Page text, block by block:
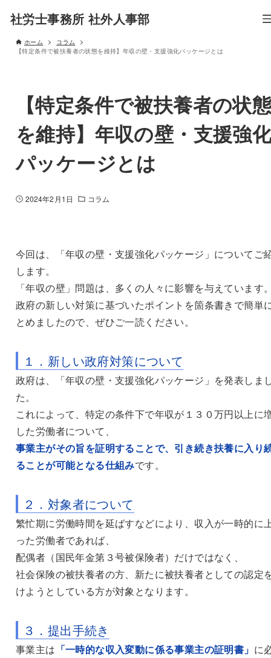
社労士事務所 社外人事部
ホーム
コラム
【特定条件で被扶養者の状態を維持】年収の壁・支援強化パッケージとは
【特定条件で被扶養者の状
を維持】年収の壁・支援強
パッケージとは
2024年2月1日 コラム
今回は、「年収の壁・支援強化パッケージ」についてご
します。
「年収の壁」問題は、多くの人々に影響を与えています
政府の新しい対策に基づいたポイントを箇条書きで簡単
とめましたので、ぜひご一読ください。
１．新しい政府対策について
政府は、「年収の壁・支援強化パッケージ」を発表しま
た。
これによって、特定の条件下で年収が１３０万円以上に
した労働者について、
事業主がその旨を証明することで、引き続き扶養に入り
ることが可能となる仕組みです。
２．対象者について
繁忙期に労働時間を延ばすなどにより、収入が一時的に
った労働者であれば、
配偶者（国民年金第３号被保険者）だけではなく、
社会保険の被扶養者の方、新たに被扶養者としての認定
けようとしている方が対象となります。
３．提出手続き
事業主は 「一時的な収入変動に係る事業主の証明書」 に